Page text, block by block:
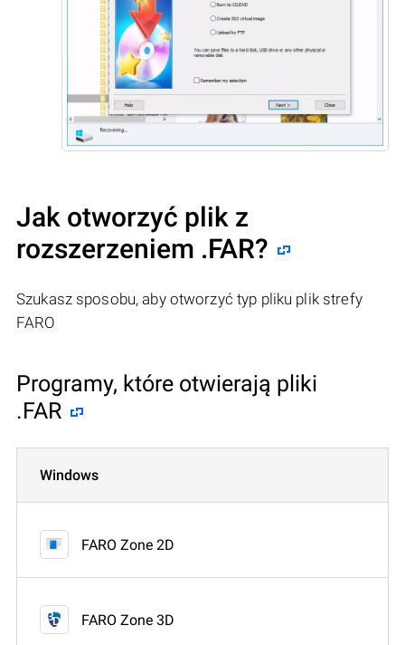
Jak otworzyć plik z
rozszerzeniem .FAR?
Szukasz sposobu, aby otworzyć typ pliku plik strefy
FARO
Programy, które otwierają pliki
.FAR
Windows
FARO Zone 2D
FARO Zone 3D